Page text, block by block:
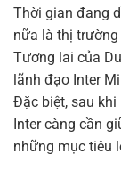
Thời gian đang
nữa là thị
Tương lai của
lãnh đạo Inter
Đặc biệt, sau khi
Inter càng cần
những mục tiêu